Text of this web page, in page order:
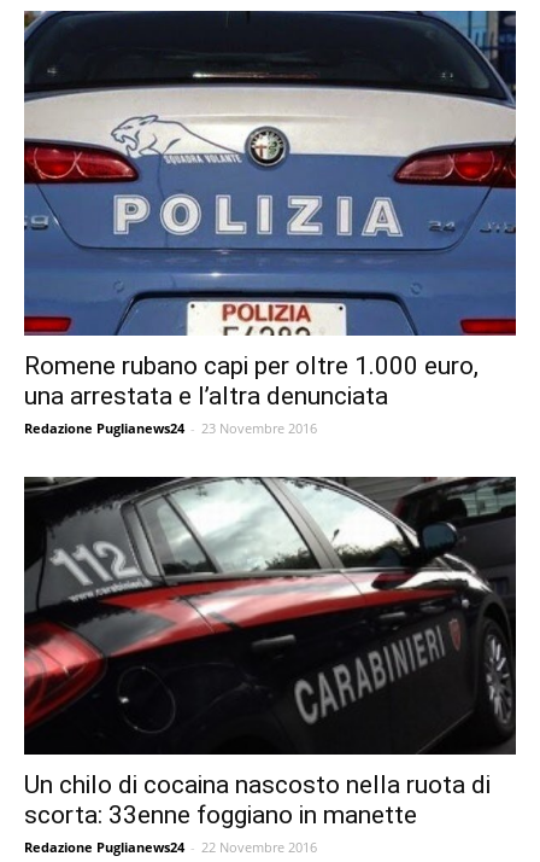
Romene rubano capi per oltre 1.000 euro,
una arrestata e l’altra denunciata
Redazione Puglianews24 - 23 Novembre 2016
Un chilo di cocaina nascosto nella ruota di
scorta: 33enne foggiano in manette
Redazione Puglianews24 - 22 Novembre 2016